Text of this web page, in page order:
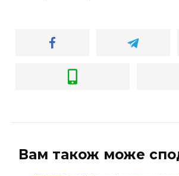
Вам також може